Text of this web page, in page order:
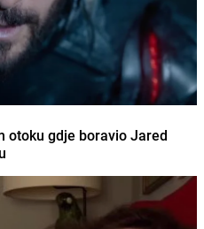
otoku gdje boravio Jared